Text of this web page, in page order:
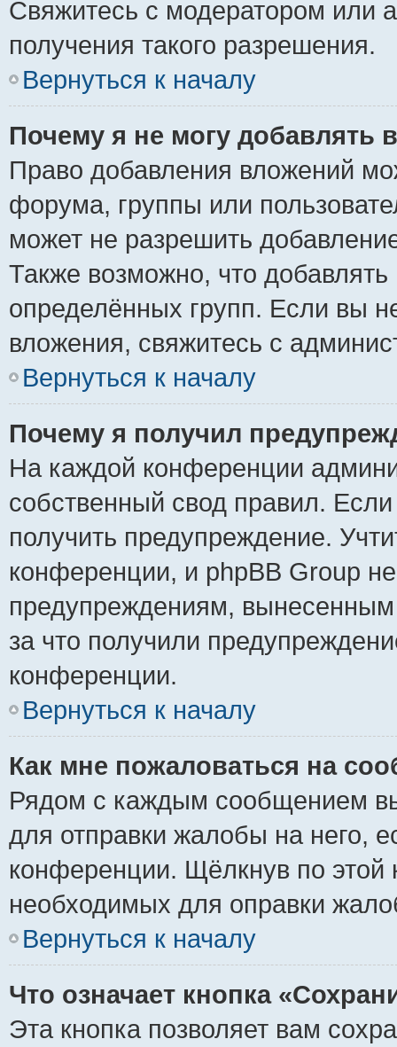
Свяжитесь с модератором или
получения такого разрешения.
Вернуться к началу
Почему я не могу добавлять
Право добавления вложений
форума, группы или
может не разрешить
Также возможно, что
определённых групп. Если вы
вложения, свяжитесь с
Вернуться к началу
Почему я получил
На каждой конференции
собственный свод правил.
получить предупреждение.
конференции, и phpBB Group
предупреждениям,
за что получили
конференции.
Вернуться к началу
Как мне пожаловаться на
Рядом с каждым сообщением
для отправки жалобы на него,
конференции. Щёлкнув по этой
необходимых для оправки
Вернуться к началу
Что означает кнопка
Эта кнопка позволяет вам